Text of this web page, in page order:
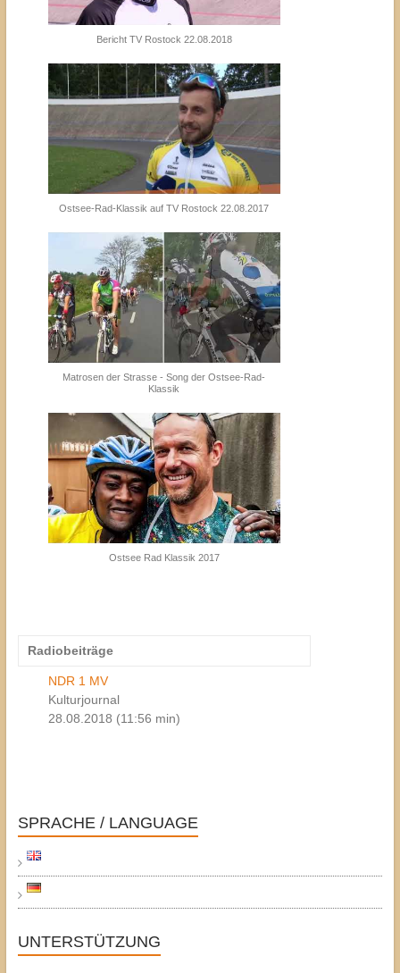
Bericht TV Rostock 22.08.2018
Ostsee-Rad-Klassik auf TV Rostock 22.08.2017
Matrosen der Strasse - Song der Ostsee-Rad-
Klassik
Ostsee Rad Klassik 2017
Radiobeiträge
NDR 1 MV
Kulturjournal
28.08.2018 (11:56 min)
SPRACHE / LANGUAGE
UNTERSTÜTZUNG